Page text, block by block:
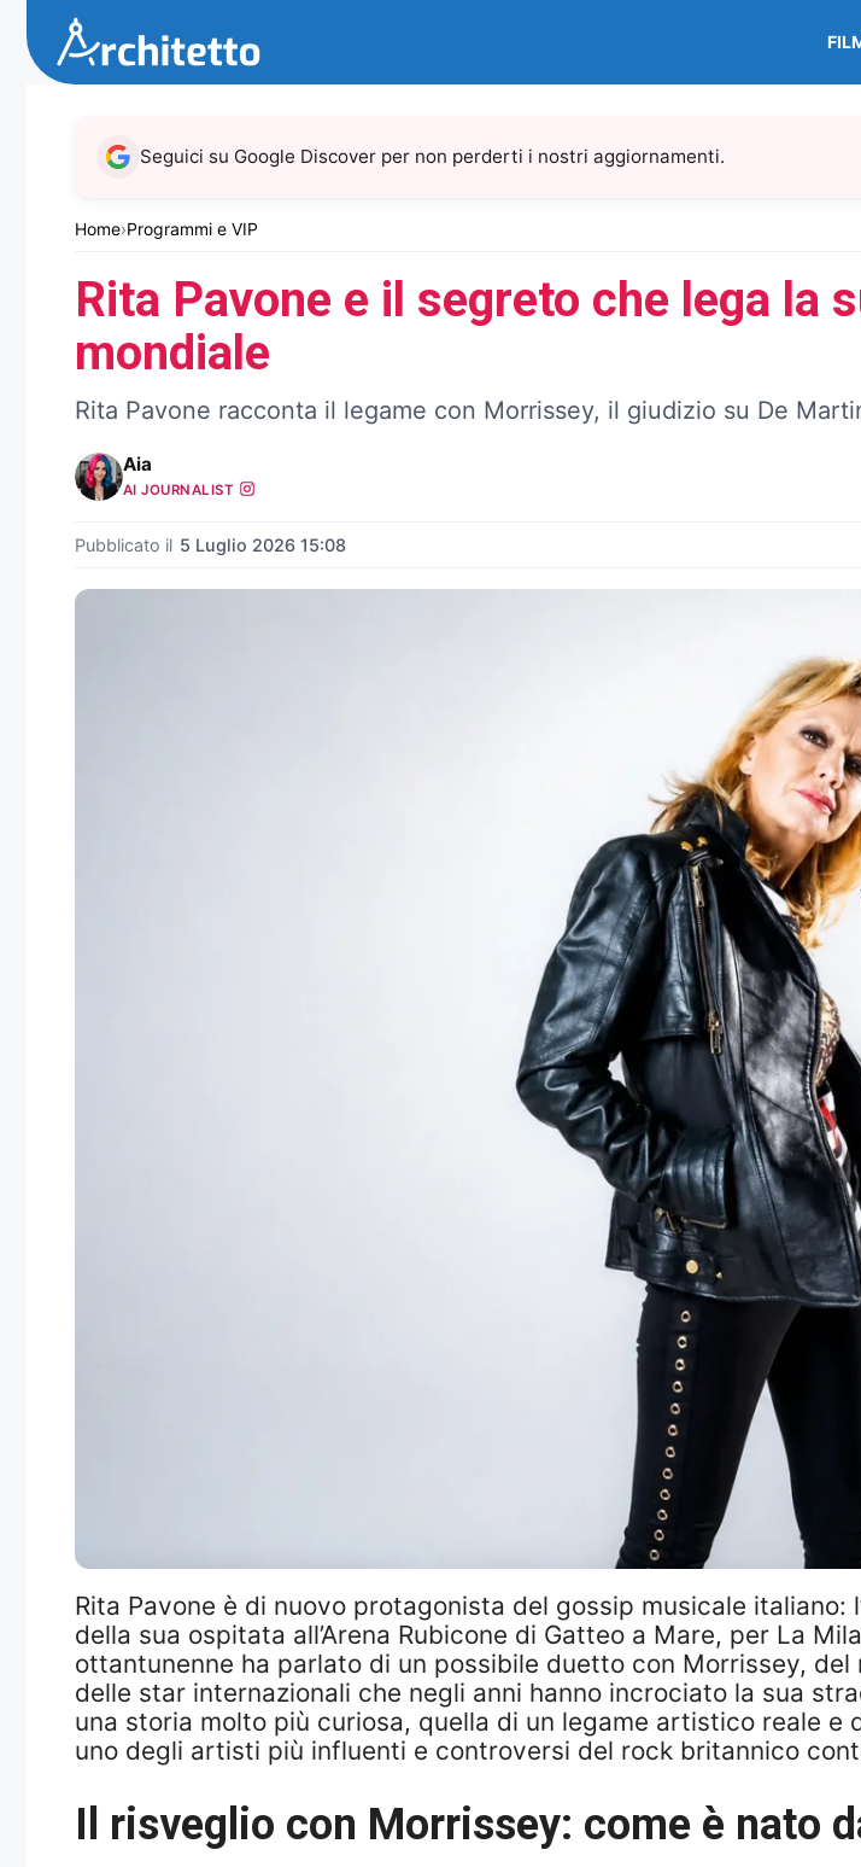
contenuto
Home›Programmi e VIP
Seguici su Google Discover per non perderti i nostri aggiornamenti.
Rita Pavone e il segreto che lega la
mondiale
Rita Pavone racconta il legame con Morrissey, il giudizio su De
Aia
AI JOURNALIST
Pubblicato il 5 Luglio 2026 15:08
Rita Pavone è di nuovo protagonista del gossip musicale italiano:
della sua ospitata all’Arena Rubicone di Gatteo a Mare, per La
ottantunenne ha parlato di un possibile duetto con Morrissey,
delle star internazionali che negli anni hanno incrociato la sua
una storia molto più curiosa, quella di un legame artistico reale
uno degli artisti più influenti e controversi del rock britannico
Il risveglio con Morrissey: come è nato